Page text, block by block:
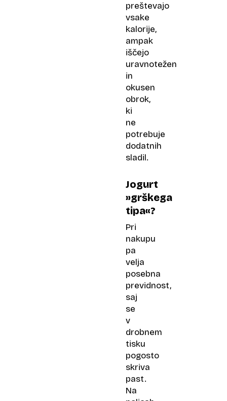
preštevajo
vsake
kalorije,
ampak
iščejo
uravnotežen
in
okusen
obrok,
ki
ne
potrebuje
dodatnih
sladil.
Jogurt
»grškega
tipa«?
Pri
nakupu
pa
velja
posebna
previdnost,
saj
se
v
drobnem
tisku
pogosto
skriva
past.
Na